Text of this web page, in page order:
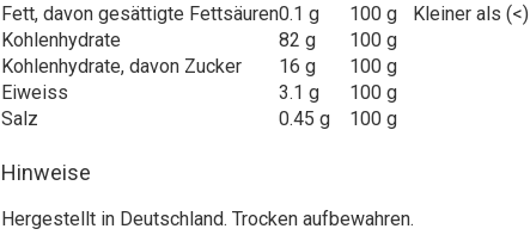
Fett, davon gesättigte Fettsäuren0.1 g 100 g
Kleiner als (<)
Kohlenhydrate
82 g
100 g
Kohlenhydrate, davon Zucker
16 g
100 g
Eiweiss
3.1 g
100 g
Salz
0.45 g 100 g
Hinweise
Hergestellt in Deutschland. Trocken aufbewahren.